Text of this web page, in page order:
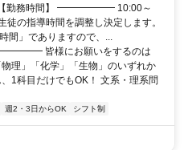
勤務時間】 ━━━━━━ 10:00～
の指導時間を調整し決定します。
」でありますので、...
皆様にお願いをするのは
理」「化学」「生物」のいずれか
1科目だけでもOK！ 文系・理系問
週2・3日からOK シフト制